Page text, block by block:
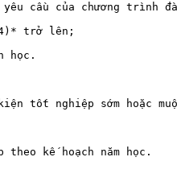
cầu của chương trình
4)* trở lên;
học.
tốt nghiệp sớm hoặc